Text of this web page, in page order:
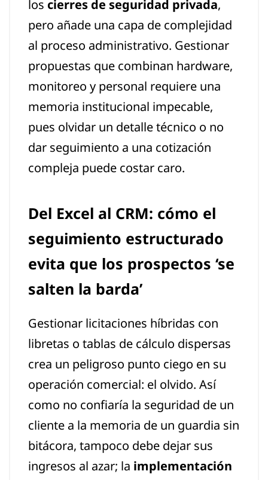
los cierres de seguridad privada,
pero añade una capa de complejidad
al proceso administrativo. Gestionar
propuestas que combinan hardware,
monitoreo y personal requiere una
memoria institucional impecable,
pues olvidar un detalle técnico o no
dar seguimiento a una cotización
compleja puede costar caro.
Del Excel al CRM: cómo el
seguimiento estructurado
evita que los prospectos ‘se
salten la barda’
Gestionar licitaciones híbridas con
libretas o tablas de cálculo dispersas
crea un peligroso punto ciego en su
operación comercial: el olvido. Así
como no confiaría la seguridad de un
cliente a la memoria de un guardia sin
bitácora, tampoco debe dejar sus
ingresos al azar; la implementación